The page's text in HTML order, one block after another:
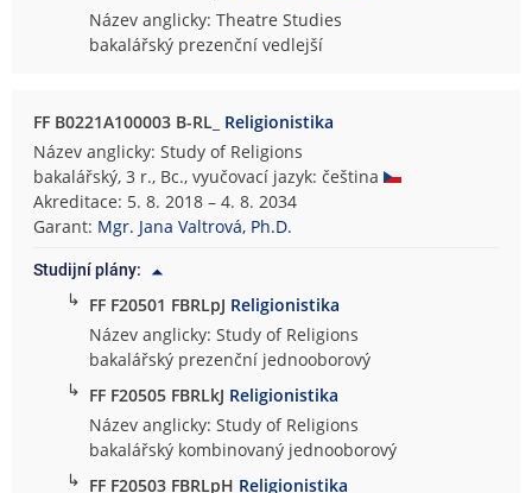
Název anglicky: Theatre Studies
bakalářský prezenční vedlejší
FF B0221A100003 B-RL_ Religionistika
Název anglicky: Study of Religions
bakalářský, 3 r., Bc., vyučovací jazyk: čeština
Akreditace: 5. 8. 2018 – 4. 8. 2034
Garant: Mgr. Jana Valtrová, Ph.D.
Studijní plány:
↳ FF F20501 FBRLpJ Religionistika
Název anglicky: Study of Religions
bakalářský prezenční jednooborový
↳ FF F20505 FBRLkJ Religionistika
Název anglicky: Study of Religions
bakalářský kombinovaný jednooborový
↳ FF F20503 FBRLpH Religionistika